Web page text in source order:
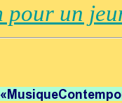
pour un